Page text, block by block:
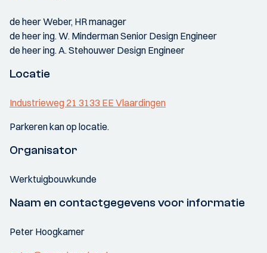
de heer Weber, HR manager
de heer ing. W. Minderman Senior Design Engineer
de heer ing. A. Stehouwer Design Engineer
Locatie
Industrieweg 21 3133 EE Vlaardingen
Parkeren kan op locatie.
Organisator
Werktuigbouwkunde
Naam en contactgegevens voor informatie
Peter Hoogkamer